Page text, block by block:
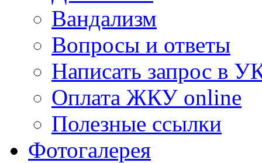
Вандализм
Вопросы и ответы
Написать запрос в
Оплата ЖКУ online
Полезные ссылки
Фотогалерея